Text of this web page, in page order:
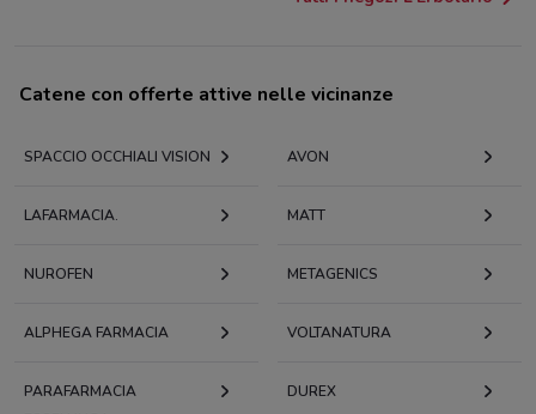
Catene con offerte attive nelle vicinanze
SPACCIO OCCHIALI VISION AVON
LAFARMACIA. MATT
NUROFEN METAGENICS
ALPHEGA FARMACIA VOLTANATURA
PARAFARMACIA
DUREX